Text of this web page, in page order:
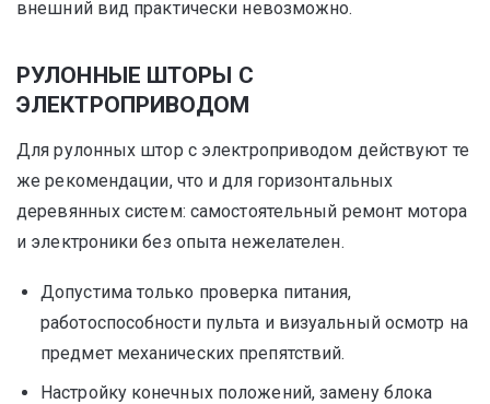
внешний вид практически невозможно.
РУЛОННЫЕ ШТОРЫ С
ЭЛЕКТРОПРИВОДОМ
Для рулонных штор с электроприводом действуют те
же рекомендации, что и для горизонтальных
деревянных систем: самостоятельный ремонт мотора
и электроники без опыта нежелателен.
Допустима только проверка питания,
работоспособности пульта и визуальный осмотр на
предмет механических препятствий.
Настройку конечных положений, замену блока